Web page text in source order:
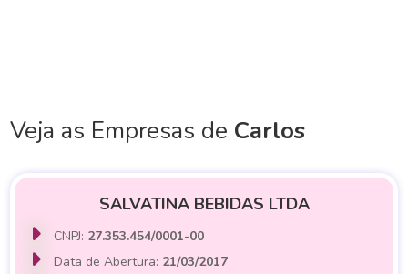
Veja as Empresas de Carlos
SALVATINA BEBIDAS LTDA
CNPJ: 27.353.454/0001-00
Data de Abertura: 21/03/2017